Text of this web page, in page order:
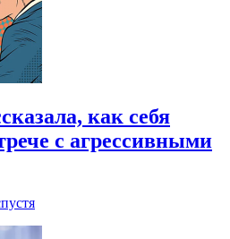
как себя
с агрессивными